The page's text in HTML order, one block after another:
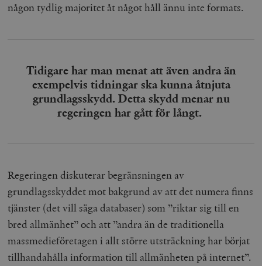
någon tydlig majoritet åt något håll ännu inte formats.
Tidigare har man menat att även andra än
exempelvis tidningar ska kunna åtnjuta
grundlagsskydd. Detta skydd menar nu
regeringen har gått för långt.
Regeringen diskuterar begränsningen av
grundlagsskyddet mot bakgrund av att det numera finns
tjänster (det vill säga databaser) som ”riktar sig till en
bred allmänhet” och att ”andra än de traditionella
massmedieföretagen i allt större utsträckning har börjat
tillhandahålla information till allmänheten på internet”.